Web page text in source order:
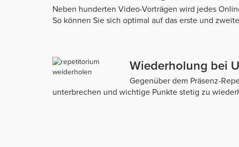
Neben hunderten Video-Vorträgen wird jedes
So können Sie sich optimal auf das erste und
Wiederholung bei
Gegenüber dem Präsenz-
unterbrechen und wichtige Punkte stetig zu